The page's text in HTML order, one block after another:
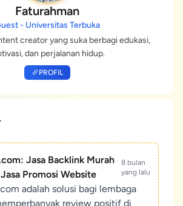
Faturahman
- Universitas Terbuka
creator yang suka berbagi edukasi,
dan perjalanan hidup.
PROFIL
Jasa Backlink Murah
Promosi Website
8 bulan
yang lalu
adalah solusi bagi lembaga
review positif di